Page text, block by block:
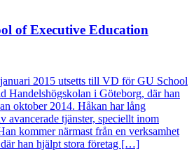
of Executive Education
2015 utsetts till VD för GU School
Handelshögskolan i Göteborg, där han
oktober 2014. Håkan har lång
avancerade tjänster, speciellt inom
kommer närmast från en verksamhet
han hjälpt stora företag […]